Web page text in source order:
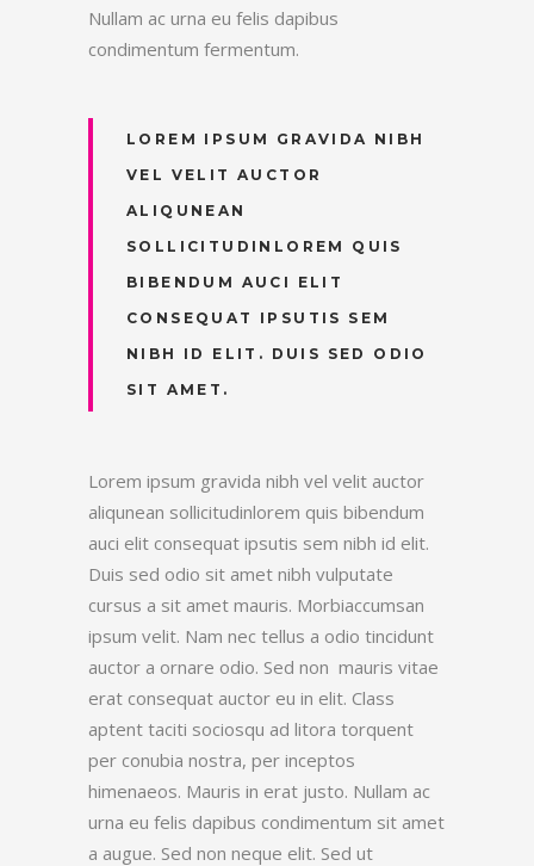
Nullam ac urna eu felis dapibus
condimentum fermentum.
LOREM IPSUM GRAVIDA NIBH
VEL VELIT AUCTOR
ALIQUNEAN
SOLLICITUDINLOREM QUIS
BIBENDUM AUCI ELIT
CONSEQUAT IPSUTIS SEM
NIBH ID ELIT. DUIS SED ODIO
SIT AMET.
Lorem ipsum gravida nibh vel velit auctor
aliqunean sollicitudinlorem quis bibendum
auci elit consequat ipsutis sem nibh id elit.
Duis sed odio sit amet nibh vulputate
cursus a sit amet mauris. Morbiaccumsan
ipsum velit. Nam nec tellus a odio tincidunt
auctor a ornare odio. Sed non mauris vitae
erat consequat auctor eu in elit. Class
aptent taciti sociosqu ad litora torquent
per conubia nostra, per inceptos
himenaeos. Mauris in erat justo. Nullam ac
urna eu felis dapibus condimentum sit amet
a augue. Sed non neque elit. Sed ut